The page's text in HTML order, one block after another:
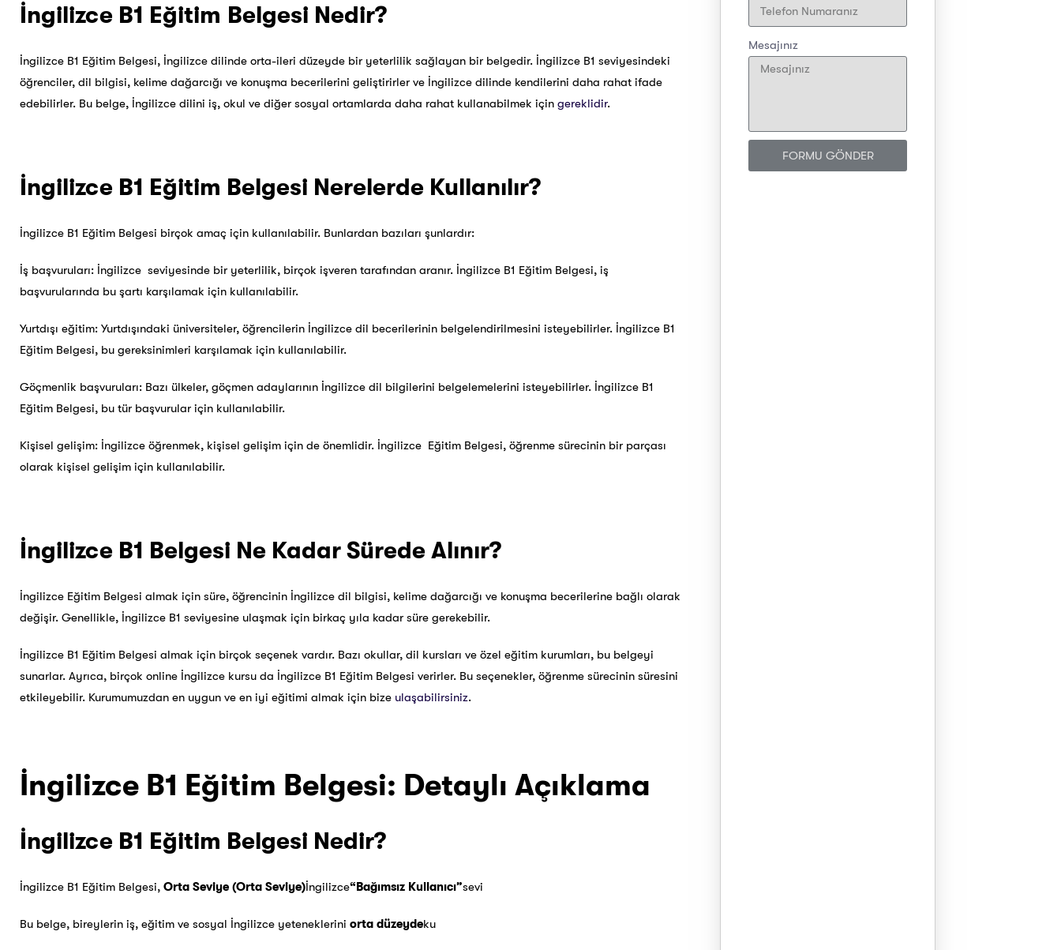
İngilizce B1 Eğitim Belgesi Nedir?
İngilizce B1 Eğitim Belgesi, İngilizce dilinde orta-ileri düzeyde bir yeterlilik sağlayan bir belgedir. İngilizce B1 seviyesindeki
öğrenciler, dil bilgisi, kelime dağarcığı ve konuşma becerilerini geliştirirler ve İngilizce dilinde kendilerini daha rahat ifade
edebilirler. Bu belge, İngilizce dilini iş, okul ve diğer sosyal ortamlarda daha rahat kullanabilmek için gereklidir.
İngilizce B1 Eğitim Belgesi Nerelerde Kullanılır?
İngilizce B1 Eğitim Belgesi birçok amaç için kullanılabilir. Bunlardan bazıları şunlardır:
İş başvuruları: İngilizce seviyesinde bir yeterlilik, birçok işveren tarafından aranır. İngilizce B1 Eğitim Belgesi, iş
başvurularında bu şartı karşılamak için kullanılabilir.
Yurtdışı eğitim: Yurtdışındaki üniversiteler, öğrencilerin İngilizce dil becerilerinin belgelendirilmesini isteyebilirler. İngilizce B1
Eğitim Belgesi, bu gereksinimleri karşılamak için kullanılabilir.
Göçmenlik başvuruları: Bazı ülkeler, göçmen adaylarının İngilizce dil bilgilerini belgelemelerini isteyebilirler. İngilizce B1
Eğitim Belgesi, bu tür başvurular için kullanılabilir.
Kişisel gelişim: İngilizce öğrenmek, kişisel gelişim için de önemlidir. İngilizce Eğitim Belgesi, öğrenme sürecinin bir parçası
olarak kişisel gelişim için kullanılabilir.
İngilizce B1 Belgesi Ne Kadar Sürede Alınır?
İngilizce Eğitim Belgesi almak için süre, öğrencinin İngilizce dil bilgisi, kelime dağarcığı ve konuşma becerilerine bağlı olarak
değişir. Genellikle, İngilizce B1 seviyesine ulaşmak için birkaç yıla kadar süre gerekebilir.
İngilizce B1 Eğitim Belgesi almak için birçok seçenek vardır. Bazı okullar, dil kursları ve özel eğitim kurumları, bu belgeyi
sunarlar. Ayrıca, birçok online İngilizce kursu da İngilizce B1 Eğitim Belgesi verirler. Bu seçenekler, öğrenme sürecinin süresini
etkileyebilir. Kurumumuzdan en uygun ve en iyi eğitimi almak için bize ulaşabilirsiniz.
İngilizce B1 Eğitim Belgesi: Detaylı Açıklama
İngilizce B1 Eğitim Belgesi Nedir?
İngilizce B1 Eğitim Belgesi, Orta Seviye (Orta Seviye)İngilizce“Bağımsız Kullanıcı”sevi
Bu belge, bireylerin iş, eğitim ve sosyal İngilizce yeteneklerini orta düzeydeku
Mesajınız
FORMU GÖNDER